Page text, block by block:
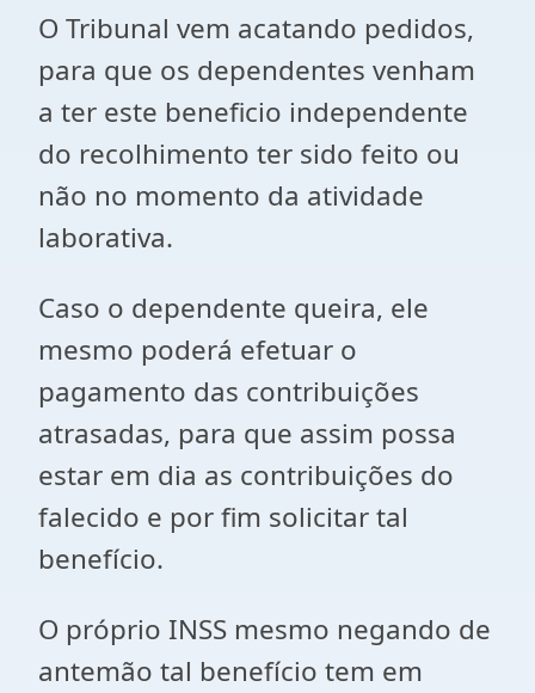
O Tribunal vem acatando pedidos,
para que os dependentes venham
a ter este beneficio independente
do recolhimento ter sido feito ou
não no momento da atividade
laborativa.
Caso o dependente queira, ele
mesmo poderá efetuar o
pagamento das contribuições
atrasadas, para que assim possa
estar em dia as contribuições do
falecido e por fim solicitar tal
benefício.
O próprio INSS mesmo negando de
antemão tal benefício tem em